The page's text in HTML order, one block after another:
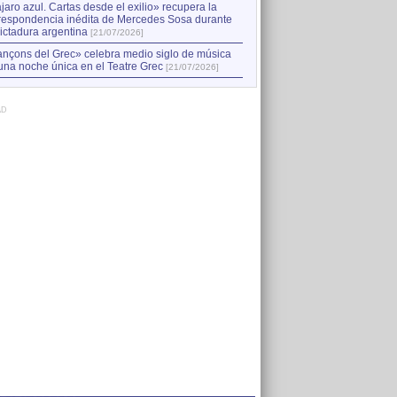
azul. Cartas desde el exilio» recupera la
inédita de Mercedes Sosa durante
argentina [21/07/2026]
del Grec» celebra medio siglo de música
noche única en el Teatre Grec [21/07/2026]